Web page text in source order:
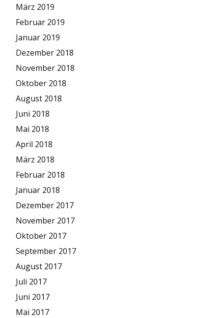
März 2019
Februar 2019
Januar 2019
Dezember 2018
November 2018
Oktober 2018
August 2018
Juni 2018
Mai 2018
April 2018
März 2018
Februar 2018
Januar 2018
Dezember 2017
November 2017
Oktober 2017
September 2017
August 2017
Juli 2017
Juni 2017
Mai 2017